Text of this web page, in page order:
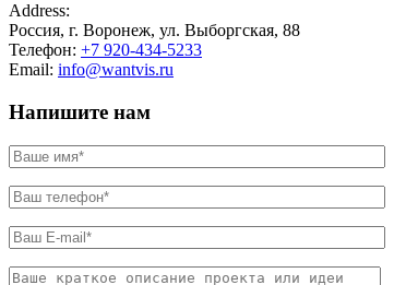
Address:
Россия, г. Воронеж, ул. Выборгская, 88
Телефон: +7 920-434-5233
Email: info@wantvis.ru
Напишите нам